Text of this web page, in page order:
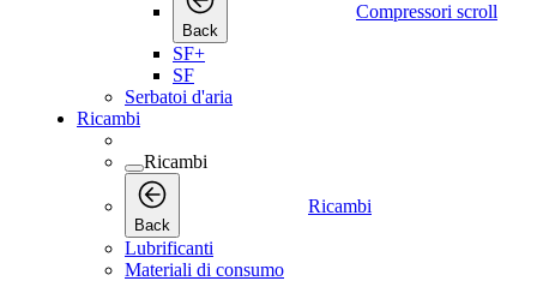
Back
Compressori scroll
SF+
SF
Serbatoi d'aria
Ricambi
Ricambi
Back
Ricambi
Lubrificanti
Materiali di consumo